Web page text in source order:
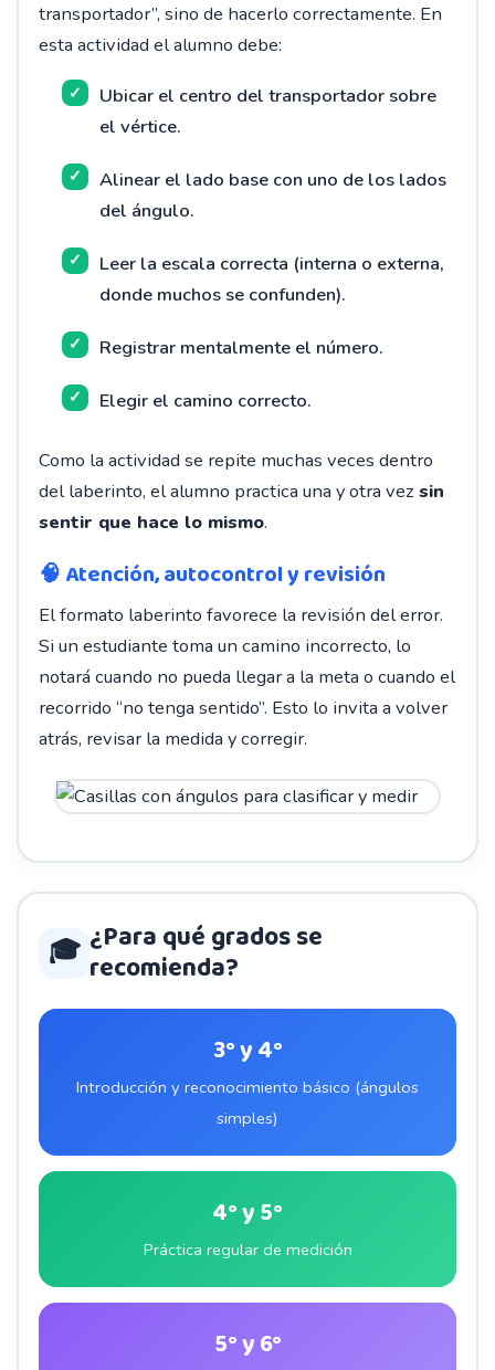
transportador”, sino de hacerlo correctamente. En
esta actividad el alumno debe:
Ubicar el centro del transportador sobre
el vértice.
Alinear el lado base con uno de los lados
del ángulo.
Leer la escala correcta (interna o externa,
donde muchos se confunden).
Registrar mentalmente el número.
Elegir el camino correcto.
Como la actividad se repite muchas veces dentro
del laberinto, el alumno practica una y otra vezsin
sentir que hace lo mismo.
🧠 Atención, autocontrol y revisión
El formato laberinto favorece la revisión del error.
Si un estudiante toma un camino incorrecto, lo
notará cuando no pueda llegar a la meta o cuando el
recorrido “no tenga sentido”. Esto lo invita a volver
atrás, revisar la medida y corregir.
🎓 ¿Para qué grados se
recomienda?
3° y 4°
Introducción y reconocimiento básico (ángulos
simples)
4° y 5°
Práctica regular de medición
5° y 6°